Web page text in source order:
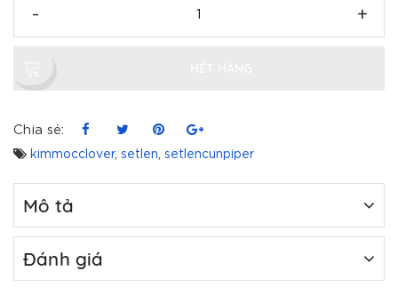
- +
Chia sẻ:
kimmocclover, setlen setlencunpiper
Mô tả
Đánh giá